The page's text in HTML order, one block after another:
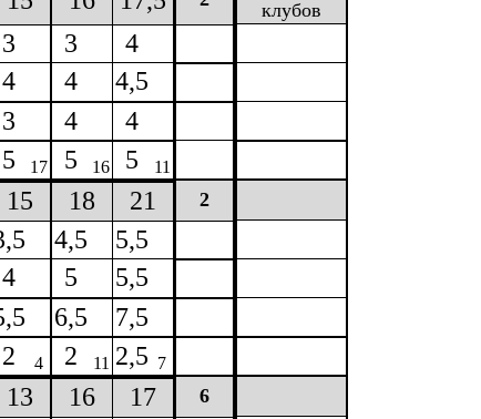
клубов
3 3 4
4 4 4,5
3 4 4
5 17 5 16 5 11
15 18 21
2
4,5 5,5
4 5 5,5
6,5 7,5
2 4 2 11 2,5 7
13 16 17
6